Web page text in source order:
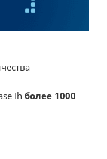
Ih более 1000